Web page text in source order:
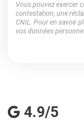
Vous pouvez exercer
contestation, une
CNIL. Pour en savoir
vos données
4.9/5